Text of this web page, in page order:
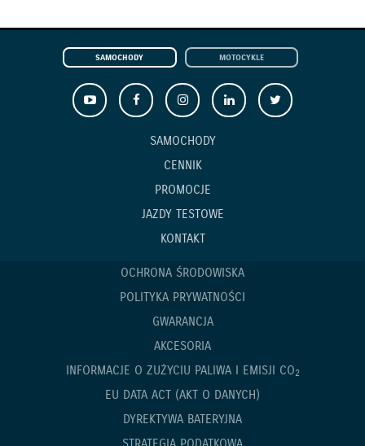
SAMOCHODY MOTOCYKLE
SAMOCHODY
CENNIK
PROMOCJE
JAZDY TESTOWE
KONTAKT
OCHRONA ŚRODOWISKA
POLITYKA PRYWATNOŚCI
GWARANCJA
AKCESORIA
INFORMACJE O ZUŻYCIU PALIWA I EMISJI CO2
EU DATA ACT (AKT O DANYCH)
DYREKTYWA BATERYJNA